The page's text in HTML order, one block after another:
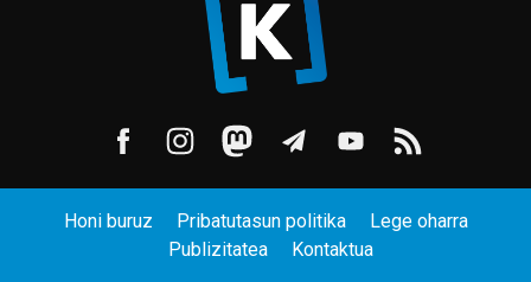
Honi buruz Pribatutasun politika
Lege oharra
Publizitatea
Kontaktua